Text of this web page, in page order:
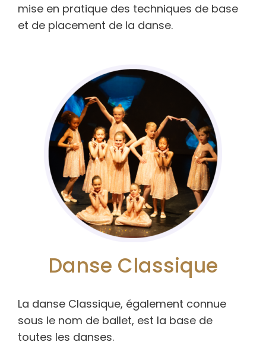
mise en pratique des techniques de base
et de placement de la danse.
Danse Classique
La danse Classique, également connue
sous le nom de ballet, est la base de
toutes les danses.